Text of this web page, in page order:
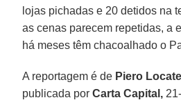
lojas pichadas e 20 detidos na
as cenas parecem repetidas, a
há meses têm chacoalhado o
A reportagem é de Piero
publicada por Carta Capital,